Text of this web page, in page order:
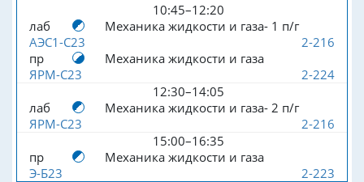
10:45–12:20
лаб
Механика жидкости и газа- 1 п/г
АЭС1-С23
2-216
пр
Механика жидкости и газа
ЯРМ-С23
2-224
12:30–14:05
лаб
Механика жидкости и газа- 2 п/г
ЯРМ-С23
2-216
15:00–16:35
пр
Механика жидкости и газа
Э-Б23
2-223